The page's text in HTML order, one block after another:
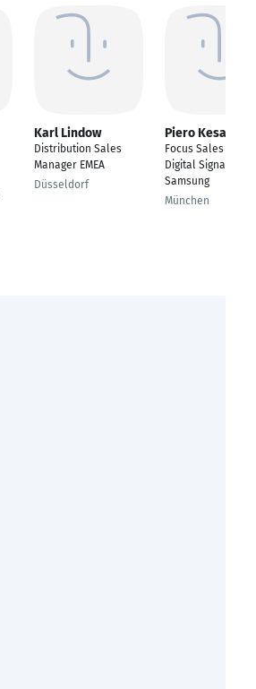
Karl Lindow
Distribution Sales
Manager EMEA
Düsseldorf
Piero Kesapli
Focus Sales
Digital Signage
Samsung
München